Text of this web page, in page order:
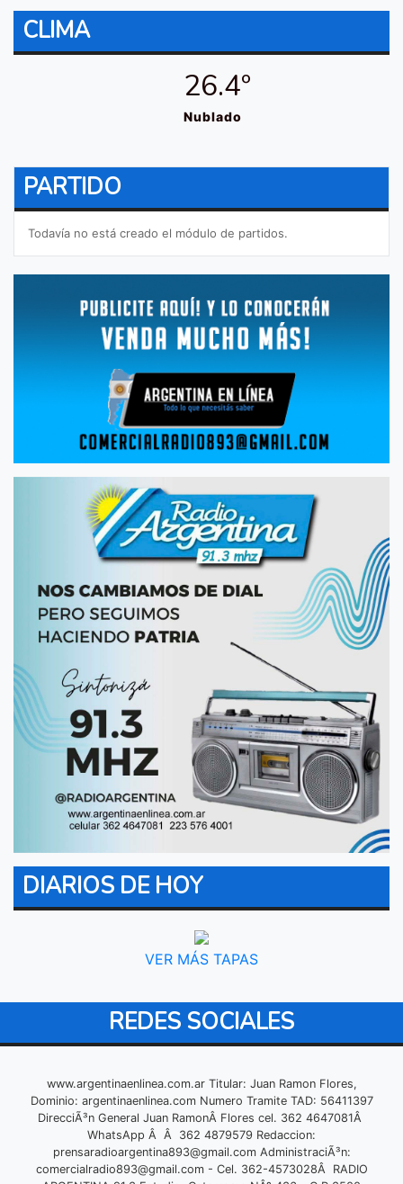
CLIMA
26.4º
Nublado
PARTIDO
Todavía no está creado el módulo de partidos.
DIARIOS DE HOY
VER MÁS TAPAS
REDES SOCIALES
www.argentinaenlinea.com.ar Titular: Juan Ramon Flores,
Dominio: argentinaenlinea.com Numero Tramite TAD: 56411397
DirecciÃ³n General Juan RamonÂ Flores cel. 362 4647081Â
WhatsApp Â Â 362 4879579 Redaccion:
prensaradioargentina893@gmail.comAdministraciÃ³n:
comercialradio893@gmail.com- Cel. 362-4573028Â RADIO